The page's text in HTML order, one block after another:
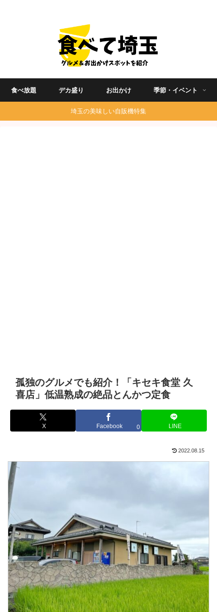
食べ放題 デカ盛り お出かけ 季節・イベント
埼玉の美味しい自販機特集
孤独のグルメでも紹介！「キセキ食堂 久
喜店」低温熟成の絶品とんかつ定食
X Facebook 0 LINE
2022.08.15